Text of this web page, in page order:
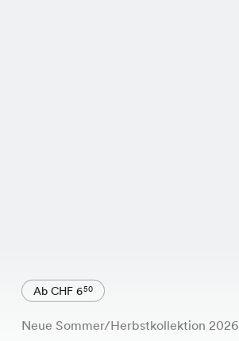
Ab CHF 650
Neue Sommer/Herbstkollektion 2026